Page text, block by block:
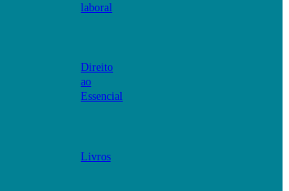
laboral
Direito
ao
Essencial
Livros